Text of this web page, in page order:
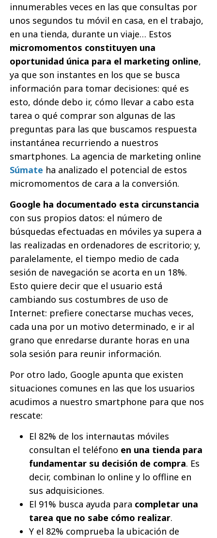
innumerables veces en las que consultas por
unos segundos tu móvil en casa, en el trabajo,
en una tienda, durante un viaje… Estos
micromomentos constituyen una
oportunidad única para el marketing online,
ya que son instantes en los que se busca
información para tomar decisiones: qué es
esto, dónde debo ir, cómo llevar a cabo esta
tarea o qué comprar son algunas de las
preguntas para las que buscamos respuesta
instantánea recurriendo a nuestros
smartphones. La agencia de marketing online
Súmate ha analizado el potencial de estos
micromomentos de cara a la conversión.
Google ha documentado esta circunstancia
con sus propios datos: el número de
búsquedas efectuadas en móviles ya supera a
las realizadas en ordenadores de escritorio; y,
paralelamente, el tiempo medio de cada
sesión de navegación se acorta en un 18%.
Esto quiere decir que el usuario está
cambiando sus costumbres de uso de
Internet: prefiere conectarse muchas veces,
cada una por un motivo determinado, e ir al
grano que enredarse durante horas en una
sola sesión para reunir información.
Por otro lado, Google apunta que existen
situaciones comunes en las que los usuarios
acudimos a nuestro smartphone para que nos
rescate:
El 82% de los internautas móviles
consultan el teléfono en una tienda para
fundamentar su decisión de compra. Es
decir, combinan lo online y lo offline en
sus adquisiciones.
El 91% busca ayuda para completar una
tarea que no sabe cómo realizar.
Y el 82% comprueba la ubicación de